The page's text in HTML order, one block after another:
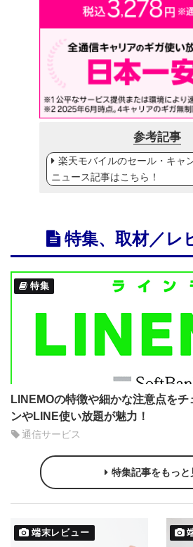
参考記事
楽天モバイルのセール・キャ
ニュース記事はこちら！
特集、取材／レ
特集
LINEMOの特徴や細かな注意点をチ
ンやLINE使い放題が魅力！
通信サービス
特集記事をもっと
端末レビュー